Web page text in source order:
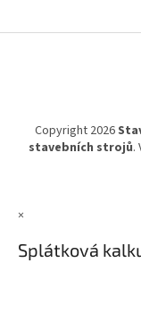
Copyright 2026
stavebních strojů.
×
Splátková